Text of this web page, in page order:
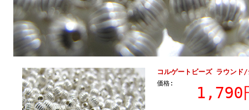
コルゲートビーズ ラウンド/
価格: